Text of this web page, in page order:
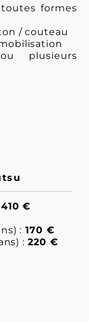
formes
/ couteau
plusieurs
410 €
: 170 €
:220 €